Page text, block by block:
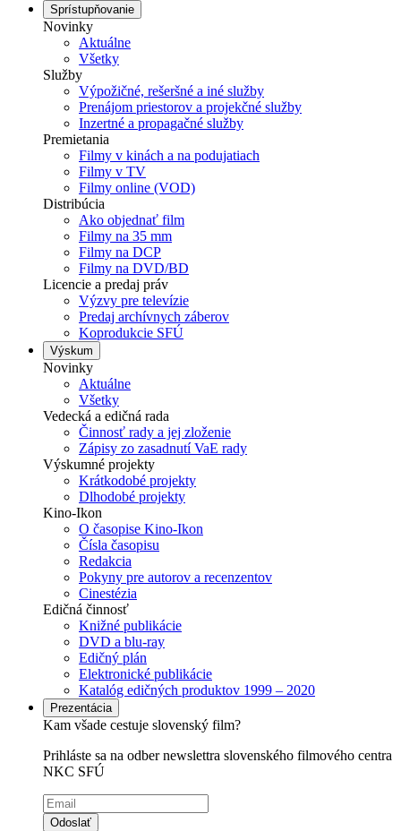
Sprístupňovanie
Novinky
Aktuálne
Všetky
Služby
Výpožičné, rešeršné a iné služby
Prenájom priestorov a projekčné služby
Inzertné a propagačné služby
Premietania
Filmy v kinách a na podujatiach
Filmy v TV
Filmy online (VOD)
Distribúcia
Ako objednať film
Filmy na 35 mm
Filmy na DCP
Filmy na DVD/BD
Licencie a predaj práv
Výzvy pre televízie
Predaj archívnych záberov
Koprodukcie SFÚ
Výskum
Novinky
Aktuálne
Všetky
Vedecká a edičná rada
Činnosť rady a jej zloženie
Zápisy zo zasadnutí VaE rady
Výskumné projekty
Krátkodobé projekty
Dlhodobé projekty
Kino-Ikon
O časopise Kino-Ikon
Čísla časopisu
Redakcia
Pokyny pre autorov a recenzentov
Cinestézia
Edičná činnosť
Knižné publikácie
DVD a blu-ray
Edičný plán
Elektronické publikácie
Katalóg edičných produktov 1999 – 2020
Prezentácia
Kam všade cestuje slovenský film?
Prihláste sa na odber newslettra slovenského filmového centra
NKC SFÚ
Odoslať